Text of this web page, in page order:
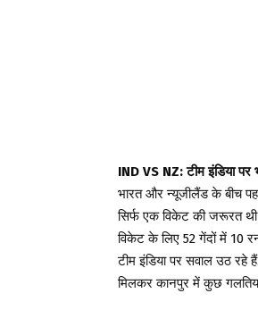
IND VS NZ: टीम इंडिया पर
भारत और न्यूजीलैंड के बीच
सिर्फ एक विकेट की जरूरत
विकेट के लिए 52 गेंदों में 10
टीम इंडिया पर सवाल उठ रहे
मिलकर कानपुर में कुछ